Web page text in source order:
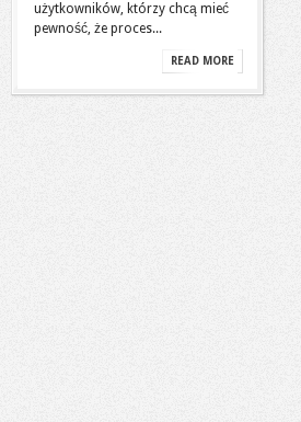
użytkowników, którzy chcą mieć
pewność, że proces...
READ MORE